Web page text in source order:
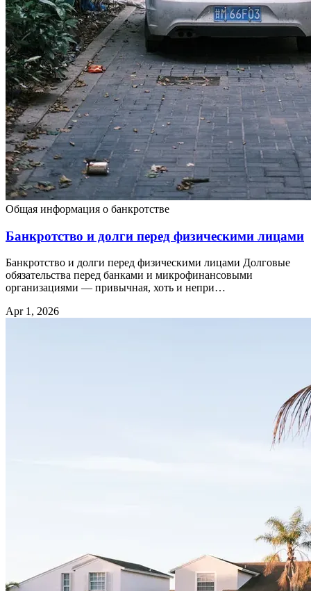
Общая информация о банкротстве
Банкротство и долги перед физическими лицами
Банкротство и долги перед физическими лицами Долговые
обязательства перед банками и микрофинансовыми
организациями — привычная, хоть и непри…
Apr 1, 2026